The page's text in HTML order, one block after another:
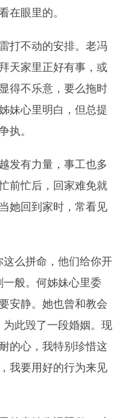
在眼里的。
打不动的安排。老冯
天家里正好有事，或
得不乐意，要么拖时
妹心里明白，但总提
执。
发有力量，事工也多
前忙后，回家难免就
她回到家时，常看见
么拼命，他们给你开
般。何姊妹心里委
安静。她也曾和教会
此毁了一段婚姻。现
的心，我特别珍惜这
我要用好的行为来见